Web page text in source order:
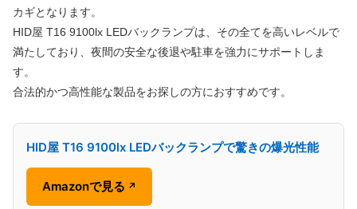
カギとなります。
HID屋 T16 9100lx LEDバックランプは、その全てを高いレベルで
満たしており、夜間の安全な後退や駐車を強力にサポートしま
す。
合法的かつ高性能な製品をお探しの方におすすめです。
HID屋 T16 9100lx LEDバックランプで驚きの爆光性能
Amazonで見る ↗